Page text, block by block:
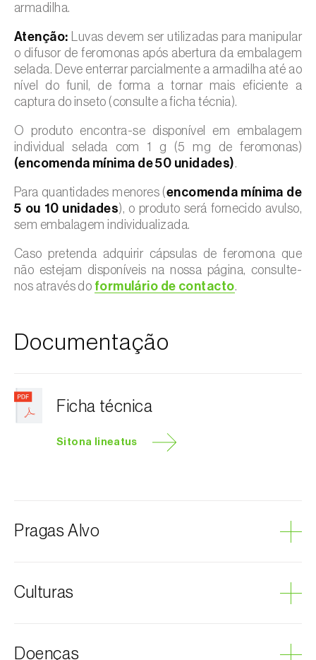
armadilha.
Atenção: Luvas devem ser utilizadas para manipular
o difusor de feromonas após abertura da embalagem
selada. Deve enterrar parcialmente a armadilha até ao
nível do funil, de forma a tornar mais eficiente a
captura do inseto (consulte a ficha técnia).
O produto encontra-se disponível em embalagem
individual selada com 1 g (5 mg de feromonas)
(encomenda mínima de 50 unidades).
Para quantidades menores (encomenda mínima de
5 ou 10 unidades), o produto será fornecido avulso,
sem embalagem individualizada.
Caso pretenda adquirir cápsulas de feromona que
não estejam disponíveis na nossa página, consulte-
nos através do formulário de contacto.
Documentação
Ficha técnica
Sitona lineatus
Pragas Alvo
Escaravelho-da-folha-da-ervilha
Culturas
Fava
Doenças